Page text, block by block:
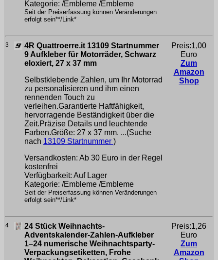
Kategorie: /Embleme /Embleme
Seit der Preiserfassung können Veränderungen
erfolgt sein**/Link*
3
4R Quattroerre.it 13109 Startnummer
9 Aufkleber für Motorräder, Schwarz
eloxiert, 27 x 37 mm
Selbstklebende Zahlen, um Ihr Motorrad
zu personalisieren und ihm einen
rennenden Touch zu
verleihen.Garantierte Haftfähigkeit,
hervorragende Beständigkeit über die
Zeit.Präzise Details und leuchtende
Farben.Größe: 27 x 37 mm. ...(Suche
nach 13109 Startnummer )
Versandkosten: Ab 30 Euro in der Regel
kostenfrei
Verfügbarkeit: Auf Lager
Kategorie: /Embleme /Embleme
Seit der Preiserfassung können Veränderungen
erfolgt sein**/Link*
Preis:1,00
Euro
Zum
Amazon
Shop
4
24 Stück Weihnachts-
Adventskalender-Zahlen-Aufkleber
1–24 numerische Weihnachtsparty-
Verpackungsetiketten, Frohe
Preis:1,26
Euro
Zum
Amazon